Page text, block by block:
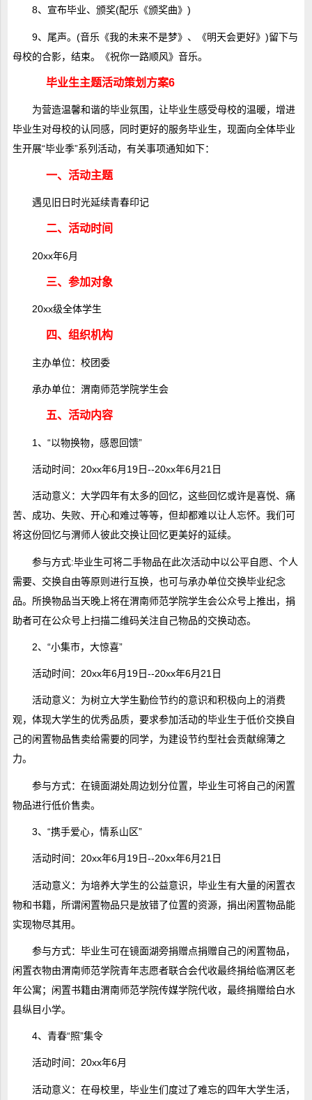
8、宣布毕业、颁奖(配乐《颁奖曲》)
9、尾声。(音乐《我的未来不是梦》、《明天会更好》)留下与
母校的合影，结束。《祝你一路顺风》音乐。
毕业生主题活动策划方案6
为营造温馨和谐的毕业氛围，让毕业生感受母校的温暖，增进
毕业生对母校的认同感，同时更好的服务毕业生，现面向全体毕业
生开展“毕业季”系列活动，有关事项通知如下：
一、活动主题
遇见旧日时光延续青春印记
二、活动时间
20xx年6月
三、参加对象
20xx级全体学生
四、组织机构
主办单位：校团委
承办单位：渭南师范学院学生会
五、活动内容
1、“以物换物，感恩回馈”
活动时间：20xx年6月19日--20xx年6月21日
活动意义：大学四年有太多的回忆，这些回忆或许是喜悦、痛
苦、成功、失败、开心和难过等等，但却都难以让人忘怀。我们可
将这份回忆与渭师人彼此交换让回忆更美好的延续。
参与方式:毕业生可将二手物品在此次活动中以公平自愿、个人
需要、交换自由等原则进行互换，也可与承办单位交换毕业纪念
品。所换物品当天晚上将在渭南师范学院学生会公众号上推出，捐
助者可在公众号上扫描二维码关注自己物品的交换动态。
2、“小集市，大惊喜”
活动时间：20xx年6月19日--20xx年6月21日
活动意义：为树立大学生勤俭节约的意识和积极向上的消费
观，体现大学生的优秀品质，要求参加活动的毕业生于低价交换自
己的闲置物品售卖给需要的同学，为建设节约型社会贡献绵薄之
力。
参与方式：在镜面湖处周边划分位置，毕业生可将自己的闲置
物品进行低价售卖。
3、“携手爱心，情系山区”
活动时间：20xx年6月19日--20xx年6月21日
活动意义：为培养大学生的公益意识，毕业生有大量的闲置衣
物和书籍，所谓闲置物品只是放错了位置的资源，捐出闲置物品能
实现物尽其用。
参与方式：毕业生可在镜面湖旁捐赠点捐赠自己的闲置物品，
闲置衣物由渭南师范学院青年志愿者联合会代收最终捐给临渭区老
年公寓；闲置书籍由渭南师范学院传媒学院代收，最终捐赠给白水
县纵目小学。
4、青春“照”集令
活动时间：20xx年6月
活动意义：在母校里，毕业生们度过了难忘的四年大学生活，